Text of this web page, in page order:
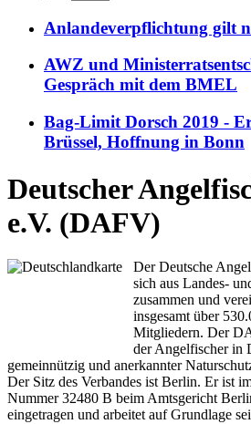
Anlandeverpflichtung gilt
AWZ und
Gespräch mit dem BMEL
Bag-Limit Dorsch 2019 -
Brüssel, Hoffnung in Bonn
Deutscher
e.V. (DAFV)
Der Deutsche
sich aus Landes-
zusammen und
insgesamt über
Mitgliedern. Der
der Angelfischer in
gemeinnützig und anerkannter
Der Sitz des Verbandes ist Berlin. Er ist
Nummer 32480 B beim Amtsgericht
eingetragen und arbeitet auf Grundlage